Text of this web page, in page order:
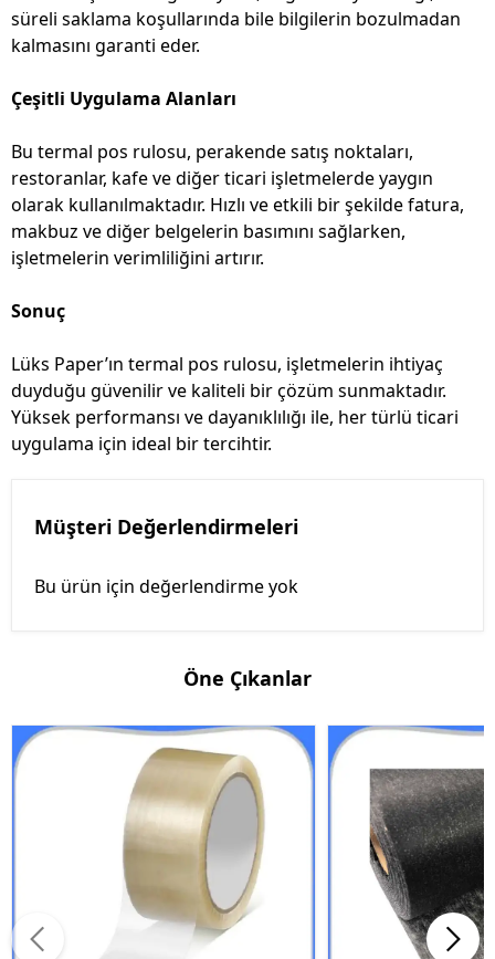
süreli saklama koşullarında bile bilgilerin bozulmadan
kalmasını garanti eder.
Çeşitli Uygulama Alanları
Bu termal pos rulosu, perakende satış noktaları,
restoranlar, kafe ve diğer ticari işletmelerde yaygın
olarak kullanılmaktadır. Hızlı ve etkili bir şekilde fatura,
makbuz ve diğer belgelerin basımını sağlarken,
işletmelerin verimliliğini artırır.
Sonuç
Lüks Paper’ın termal pos rulosu, işletmelerin ihtiyaç
duyduğu güvenilir ve kaliteli bir çözüm sunmaktadır.
Yüksek performansı ve dayanıklılığı ile, her türlü ticari
uygulama için ideal bir tercihtir.
Müşteri Değerlendirmeleri
Bu ürün için değerlendirme yok
Öne Çıkanlar